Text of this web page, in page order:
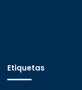
Etiquetas